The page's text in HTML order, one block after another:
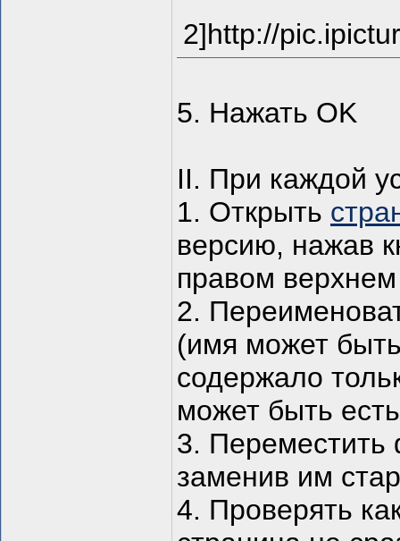
2]http://
5. Нажать OK
II. При каждой
1. Открыть
версию, нажав
правом верхнем
2.
(имя может
содержало
может быть
3. Переместить
заменив им
4. Проверять